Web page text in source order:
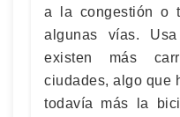
a la congestión o
algunas vías.
existen más
ciudades, algo que
todavía más la